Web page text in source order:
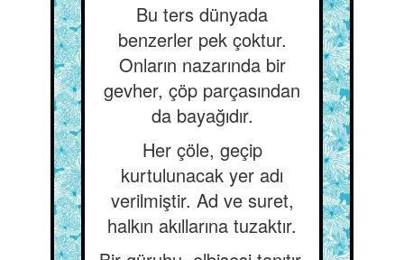
Bu ters dünyada
benzerler pek çoktur.
Onların nazarında bir
gevher, çöp parçasından
da bayağıdır.
Her çöle, geçip
kurtulunacak yer adı
verilmiştir. Ad ve suret,
halkın akıllarına tuzaktır.